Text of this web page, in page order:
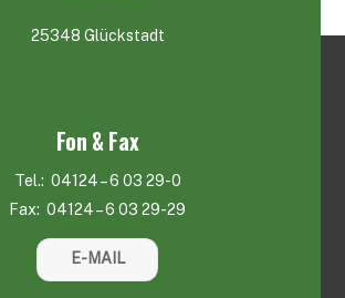
25348 Glückstadt
Fon & Fax
Tel.: 04124 – 6 03 29-0
Fax: 04124 – 6 03 29-29
E-MAIL